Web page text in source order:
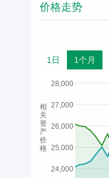
价格走势
1日 1个月
24,000
25,000
26,000
27,000
28,000
相
关
资
产
价
格